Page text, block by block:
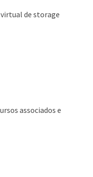
de storage
associados e